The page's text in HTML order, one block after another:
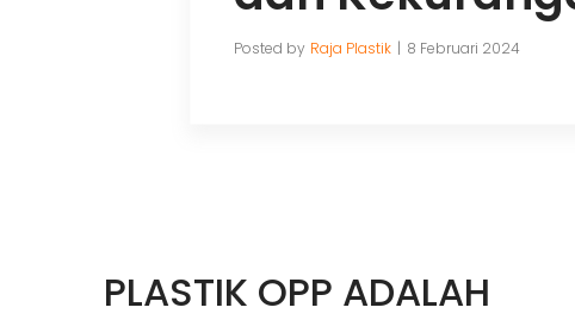
Posted by Raja Plastik 8 Februari 2024
PLASTIK OPP ADALAH